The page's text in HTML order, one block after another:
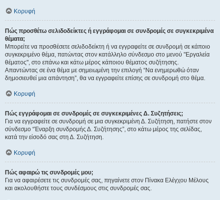
Κορυφή
Πώς προσθέτω σελιδοδείκτες ή εγγράφομαι σε συνδρομές σε συγκεκριμένα
θέματα;
Μπορείτε να προσθέσετε σελιδοδείκτη ή να εγγραφείτε σε συνδρομή σε κάποιο
συγκεκριμένο θέμα, πατώντας στον κατάλληλο σύνδεσμο στο μενού "Εργαλεία
θέματος", στο επάνω και κάτω μέρος κάποιου θέματος συζήτησης.
Απαντώντας σε ένα θέμα με σημειωμένη την επιλογή “Να ενημερωθώ όταν
δημοσιευθεί μια απάντηση”, θα να εγγραφείτε επίσης σε συνδρομή στο θέμα.
Κορυφή
Πώς εγγράφομαι σε συνδρομές σε συγκεκριμένες Δ. Συζητήσεις;
Για να εγγραφείτε σε συνδρομή σε μια συγκεκριμένη Δ. Συζήτηση, πατήστε στον
σύνδεσμο “Έναρξη συνδρομής Δ. Συζήτησης”, στο κάτω μέρος της σελίδας,
κατά την είσοδό σας στη Δ. Συζήτηση.
Κορυφή
Πώς αφαιρώ τις συνδρομές μου;
Για να αφαιρέσετε τις συνδρομές σας, πηγαίνετε στον Πίνακα Ελέγχου Μέλους
και ακολουθήστε τους συνδέσμους στις συνδρομές σας.